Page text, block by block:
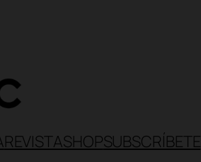
REVISTASHOPSUBSCRÍBETE